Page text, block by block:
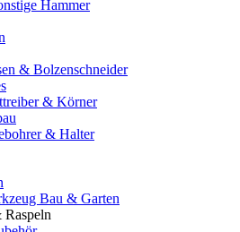
Hammer
& Bolzenschneider
& Körner
& Halter
Bau & Garten
Raspeln